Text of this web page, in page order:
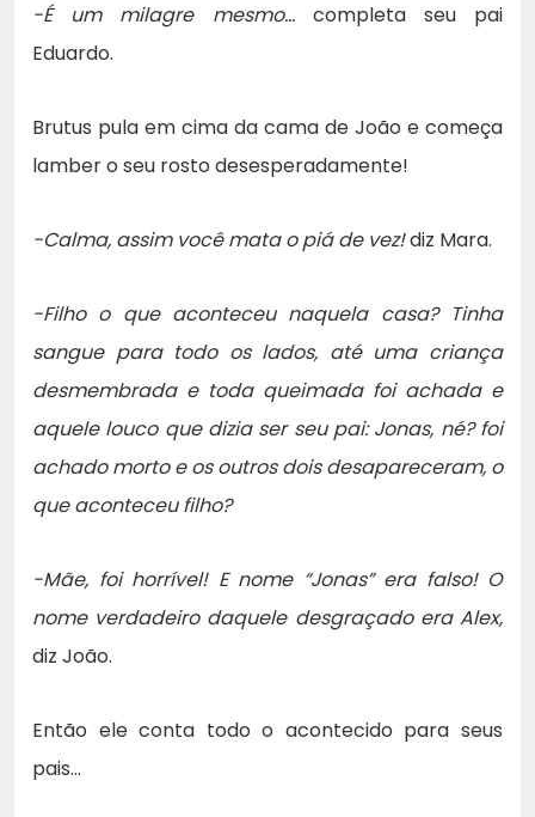
-É um milagre mesmo… completa seu pai
Eduardo.
Brutus pula em cima da cama de João e começa
lamber o seu rosto desesperadamente!
-Calma, assim você mata o piá de vez!diz Mara.
-Filho o que aconteceu naquela casa? Tinha
sangue para todo os lados, até uma criança
desmembrada e toda queimada foi achada e
aquele louco que dizia ser seu pai: Jonas, né? foi
achado morto e os outros dois desapareceram, o
que aconteceu filho?
-Mãe, foi horrível! E nome “Jonas” era falso! O
nome verdadeiro daquele desgraçado era Alex,
diz João.
Então ele conta todo o acontecido para seus
pais…